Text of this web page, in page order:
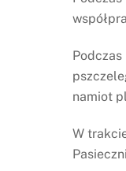
namiot
W